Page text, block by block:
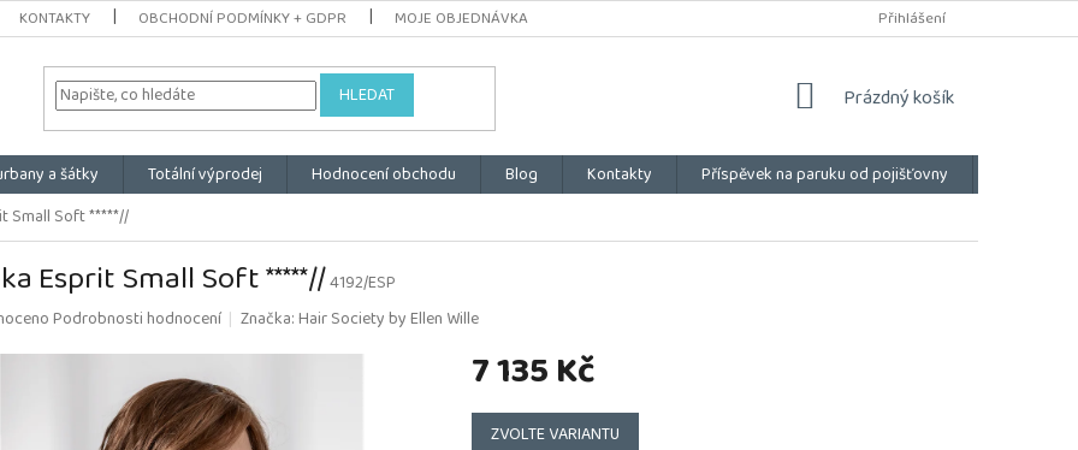
KONTAKTY OBCHODNÍ PODMÍNKY + GDPR MOJE OBJEDNÁVKA Přihlášení
HLEDAT
NÁKUPNÍ
Prázdný košík
a šátky Totální výprodej Hodnocení obchodu Blog Kontakty Příspěvek na paruku od pojišťovny
Small Soft *****//
Esprit Small Soft *****//4192/ESP
Podrobnosti hodnocení Značka:Hair Society by Ellen Wille
7 135 Kč
Měrná
cena:
ZVOLTE VARIANTU